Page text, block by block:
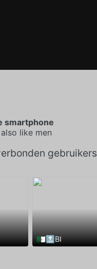
smartphone
like men
gebruikers
🇩🇿🔝BI